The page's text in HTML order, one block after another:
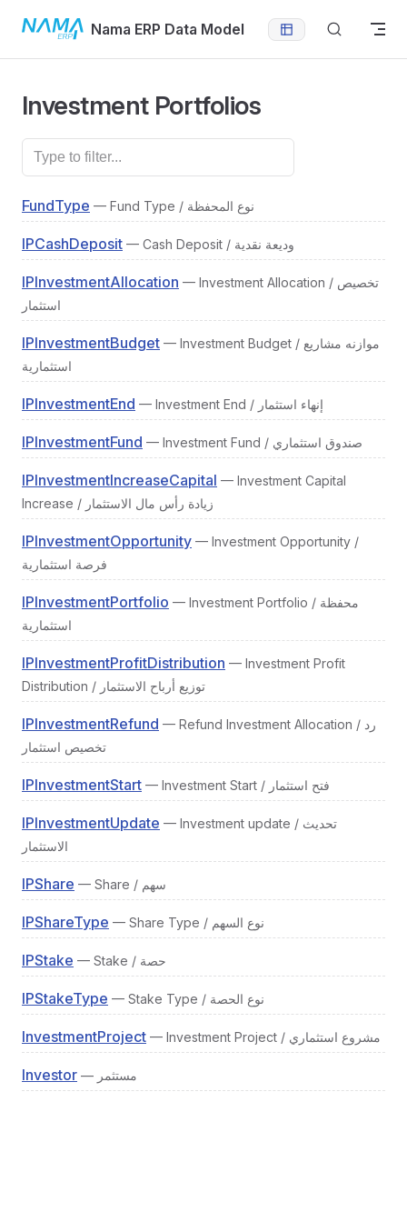
Skip to contentNama ERP Data Model
Investment Portfolios
FundType — Fund Type / نوع المحفظة
IPCashDeposit — Cash Deposit / وديعة نقدية
IPInvestmentAllocation — Investment Allocation / تخصيص
استثمار
IPInvestmentBudget — Investment Budget / موازنه مشاريع
استثمارية
IPInvestmentEnd — Investment End / إنهاء استثمار
IPInvestmentFund — Investment Fund / صندوق استثماري
IPInvestmentIncreaseCapital — Investment Capital
Increase / زيادة رأس مال الاستثمار
IPInvestmentOpportunity — Investment Opportunity /
فرصة استثمارية
IPInvestmentPortfolio — Investment Portfolio / محفظة
استثمارية
IPInvestmentProfitDistribution — Investment Profit
Distribution / توزيع أرباح الاستثمار
IPInvestmentRefund — Refund Investment Allocation / رد
تخصيص استثمار
IPInvestmentStart — Investment Start / فتح استثمار
IPInvestmentUpdate — Investment update / تحديث
الاستثمار
IPShare — Share / سهم
IPShareType — Share Type / نوع السهم
IPStake — Stake / حصة
IPStakeType — Stake Type / نوع الحصة
InvestmentProject — Investment Project / مشروع استثماري
Investor — مستثمر